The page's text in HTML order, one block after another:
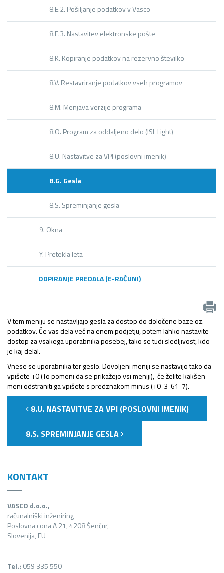
8.E.2. Pošiljanje podatkov v Vasco
8.E.3. Nastavitev elektronske pošte
8.K. Kopiranje podatkov na rezervno številko
8.V. Restavriranje podatkov vseh programov
8.M. Menjava verzije programa
8.O. Program za oddaljeno delo (ISL Light)
8.U. Nastavitve za VPI (poslovni imenik)
8.G. Gesla
8.S. Spreminjanje gesla
9. Okna
Y. Pretekla leta
ODPIRANJE PREDALA (E-RAČUNI)
V tem meniju se nastavljajo gesla za dostop do določene baze oz.
podatkov. Če vas dela več na enem podjetju, potem lahko nastavite
dostop za vsakega uporabnika posebej, tako se tudi sledljivost, kdo
je kaj delal.
Vnese se uporabnika ter geslo. Dovoljeni meniji se nastavijo tako da
vpišete +0 (To pomeni da se prikažejo vsi meniji), če želite kakšen
meni odstraniti ga vpišete s predznakom minus (+0-3-61-7).
8.U. NASTAVITVE ZA VPI (POSLOVNI IMENIK)
8.S. SPREMINJANJE GESLA
KONTAKT
VASCO d.o.o.,
računalniški inženiring
Poslovna cona A 21, 4208 Šenčur,
Slovenija, EU
Tel.: 059 335 550